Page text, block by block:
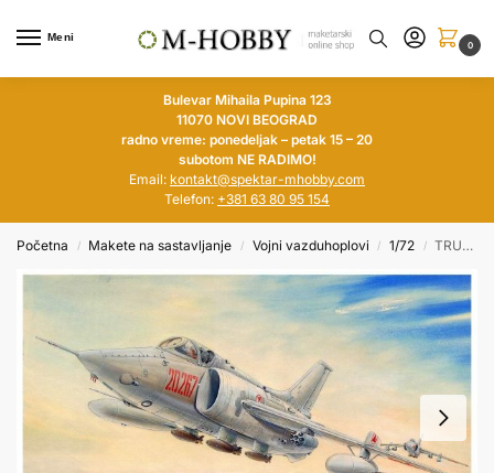
Meni
0
Bulevar Mihaila Pupina 123
11070 NOVI BEOGRAD
radno vreme: ponedeljak – petak 15 – 20
subotom NE RADIMO!
Email: kontakt@spektar-mhobby.com
Telefon: +381 63 80 95 154
Početna / Makete na sastavljanje / Vojni vazduhoplovi / 1/72 / TRUMPETER 1/72 PLAAF Nanchang Q-5C